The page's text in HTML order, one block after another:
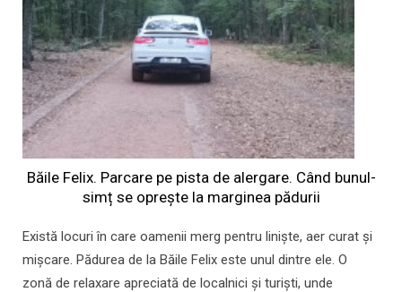
Băile Felix. Parcare pe pista de alergare. Când bunul-
simț se oprește la marginea pădurii
Există locuri în care oamenii merg pentru liniște, aer curat și
mișcare. Pădurea de la Băile Felix este unul dintre ele. O
zonă de relaxare apreciată de localnici și turiști, unde